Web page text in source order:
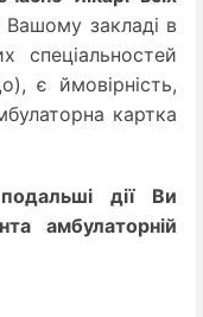
закладі в
спеціальностей
є ймовірність,
картка
дії Ви
амбулаторній